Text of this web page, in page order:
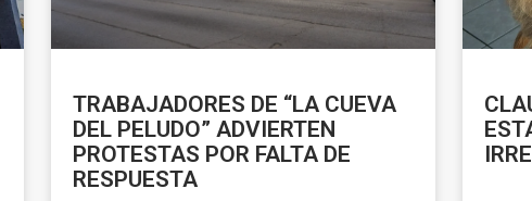
TRABAJADORES DE “LA CUEVA
DEL PELUDO” ADVIERTEN
PROTESTAS POR FALTA DE
RESPUESTA